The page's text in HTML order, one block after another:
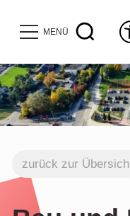
MENÜ
zurück zur